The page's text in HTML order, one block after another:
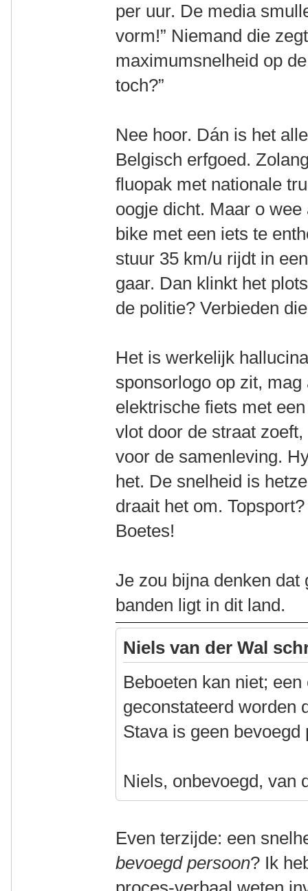
per uur. De media
vorm!” Niemand die
maximumsnelheid op
toch?”
Nee hoor. Dán is het
Belgisch erfgoed.
fluopak met nationale
oogje dicht. Maar o
bike met een iets te
stuur 35 km/u rijdt in
gaar. Dan klinkt het
de politie? Verbieden
Het is werkelijk
sponsorlogo op zit,
elektrische fiets met
vlot door de straat
voor de samenleving.
het. De snelheid is
draait het om.
Boetes!
Je zou bijna denken
banden ligt in dit land.
Niels van der Wal
Beboeten kan niet;
geconstateerd worden
Stava is geen bevoegd
Niels, onbevoegd, van
Even terzijde: een
bevoegd persoon? Ik